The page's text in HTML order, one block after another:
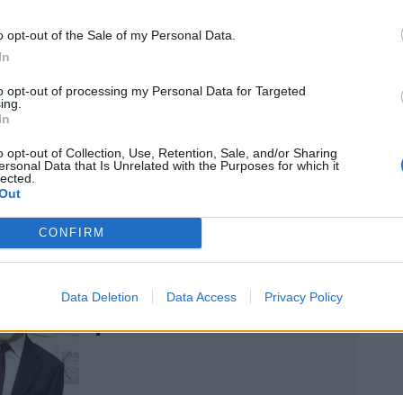
opt-out of the Sale of my Personal Data.
opt-out of processing my Personal Data for Targeted
opt-out of Collection, Use, Retention, Sale, and/or Sharing
Data that Is Unrelated with the Purposes for which it
CONFIRM
Data Deletion Data Access Privacy Policy
uscite rigoriste della Fed e della Bce,
nelle condizioni di non poter più
liti tra i partiti del suo Esecutivo e del
manovra restrittiva da 50 miliardi, di
Passata la paura sul
Quirinale, Letta fa subito
retromarcia sul
presidenzialismo